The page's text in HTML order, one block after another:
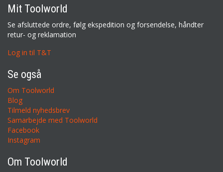
Mit Toolworld
Se afsluttede ordre, følg ekspedition og forsendelse, håndter
retur- og reklamation
Log in til T&T
Se også
Om Toolworld
Blog
Tilmeld nyhedsbrev
Samarbejde med Toolworld
Facebook
Instagram
Om Toolworld